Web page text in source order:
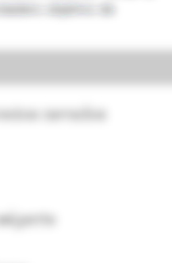
objetivo de